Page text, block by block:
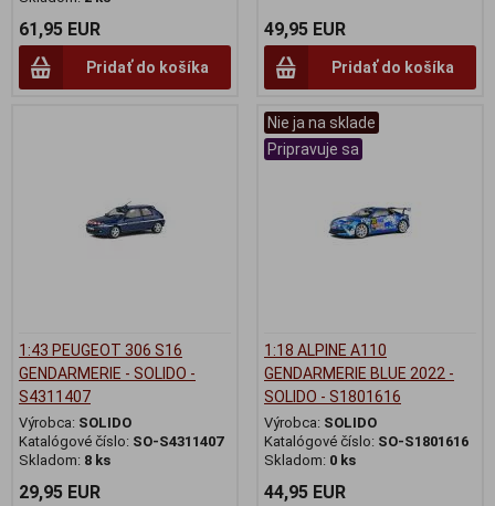
61,95 EUR
Pridať do košíka
49,95 EUR
Pridať do košíka
1:43 PEUGEOT 306 S16
GENDARMERIE - SOLIDO -
S4311407
Výrobca: SOLIDO
Katalógové číslo: SO-S4311407
Skladom: 8 ks
29,95 EUR
Nie ja na sklade
Pripravuje sa
1:18 ALPINE A110
GENDARMERIE BLUE 2022 -
SOLIDO - S1801616
Výrobca: SOLIDO
Katalógové číslo: SO-S1801616
Skladom: 0 ks
44,95 EUR